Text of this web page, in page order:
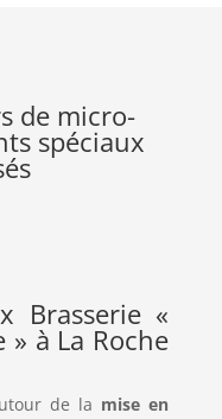
de micro-
spéciaux
Brasserie «
» à La Roche
de la mise en